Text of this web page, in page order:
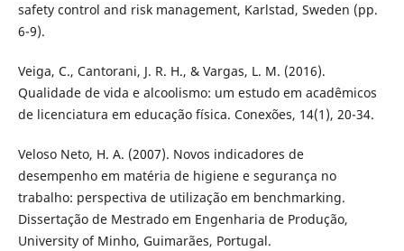
safety control and risk management, Karlstad, Sweden (pp.
6-9).
Veiga, C., Cantorani, J. R. H., & Vargas, L. M. (2016).
Qualidade de vida e alcoolismo: um estudo em acadêmicos
de licenciatura em educação física. Conexões, 14(1), 20-34.
Veloso Neto, H. A. (2007). Novos indicadores de
desempenho em matéria de higiene e segurança no
trabalho: perspectiva de utilização em benchmarking.
Dissertação de Mestrado em Engenharia de Produção,
University of Minho, Guimarães, Portugal.